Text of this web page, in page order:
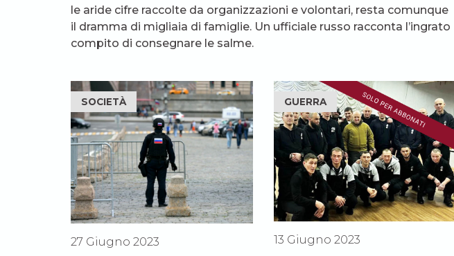
le aride cifre raccolte da organizzazioni e volontari, resta comunque
il dramma di migliaia di famiglie. Un ufficiale russo racconta l’ingrato
compito di consegnare le salme.
SOCIETÀ
27 Giugno 2023
GUERRA
13 Giugno 2023